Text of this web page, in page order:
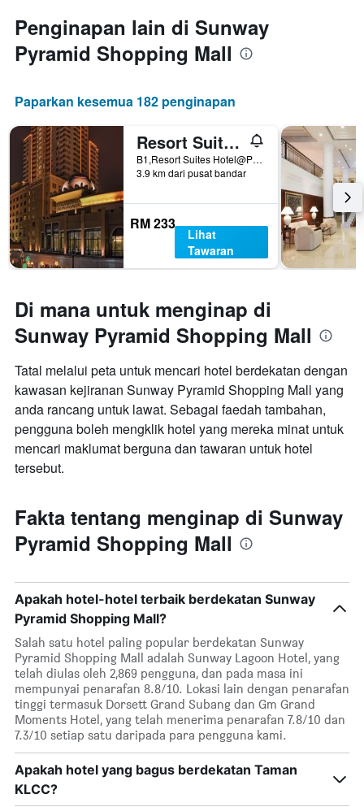
Penginapan lain di Sunway
Pyramid Shopping Mall
Paparkan kesemua 182 penginapan
Resort Suites at Bandar Sunway
B1,Resort Suites Hotel@Pyramidtower East, Petaling Jaya, Malaysia
3.9 km dari pusat bandar
RM 233
Lihat
Tawaran
Di mana untuk menginap di
Sunway Pyramid Shopping Mall
Tatal melalui peta untuk mencari hotel berdekatan dengan
kawasan kejiranan Sunway Pyramid Shopping Mall yang
anda rancang untuk lawat. Sebagai faedah tambahan,
pengguna boleh mengklik hotel yang mereka minat untuk
mencari maklumat berguna dan tawaran untuk hotel
tersebut.
Fakta tentang menginap di Sunway
Pyramid Shopping Mall
Apakah hotel-hotel terbaik berdekatan Sunway
Pyramid Shopping Mall?
Salah satu hotel paling popular berdekatan Sunway
Pyramid Shopping Mall adalah Sunway Lagoon Hotel, yang
telah diulas oleh 2,869 pengguna, dan pada masa ini
mempunyai penarafan 8.8/10. Lokasi lain dengan penarafan
tinggi termasuk Dorsett Grand Subang dan Gm Grand
Moments Hotel, yang telah menerima penarafan 7.8/10 dan
7.3/10 setiap satu daripada para pengguna kami.
Apakah hotel yang bagus berdekatan Taman
KLCC?